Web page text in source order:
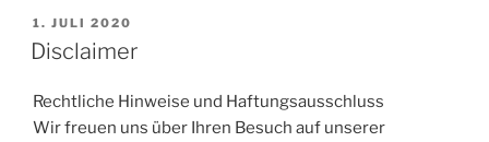
VERÖFFENTLICHT
AM
1. JULI 2020
Disclaimer
Rechtliche Hinweise und Haftungsausschluss
Wir freuen uns über Ihren Besuch auf unserer